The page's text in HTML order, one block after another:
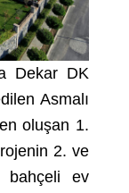
Dekar DK
Asmalı
oluşan 1.
2. ve
bahçeli ev